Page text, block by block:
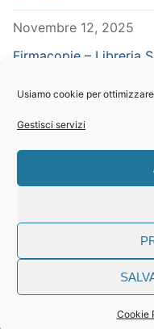
Usiamo cookie per
Gestisci servizi
Cookie
Novembre 12, 2025
Firmacopie – Libreria
CERCA NEL SITO
© testi e foto Simona